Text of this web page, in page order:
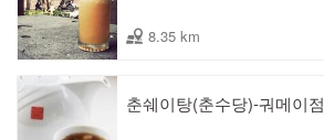
8.35 km
춘쉐이탕(춘수당)-궈메이점